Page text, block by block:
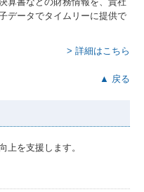
データでタイムリーに提供で
> 詳細はこちら
▲ 戻る
上を支援します。